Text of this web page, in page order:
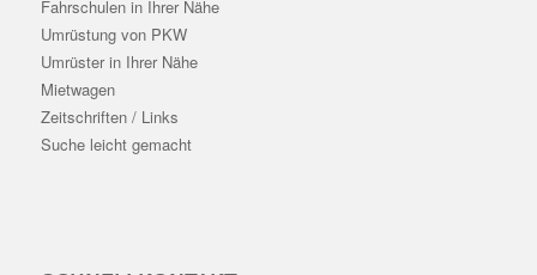
Fahrschulen in Ihrer Nähe
Umrüstung von PKW
Umrüster in Ihrer Nähe
Mietwagen
Zeitschriften / Links
Suche leicht gemacht